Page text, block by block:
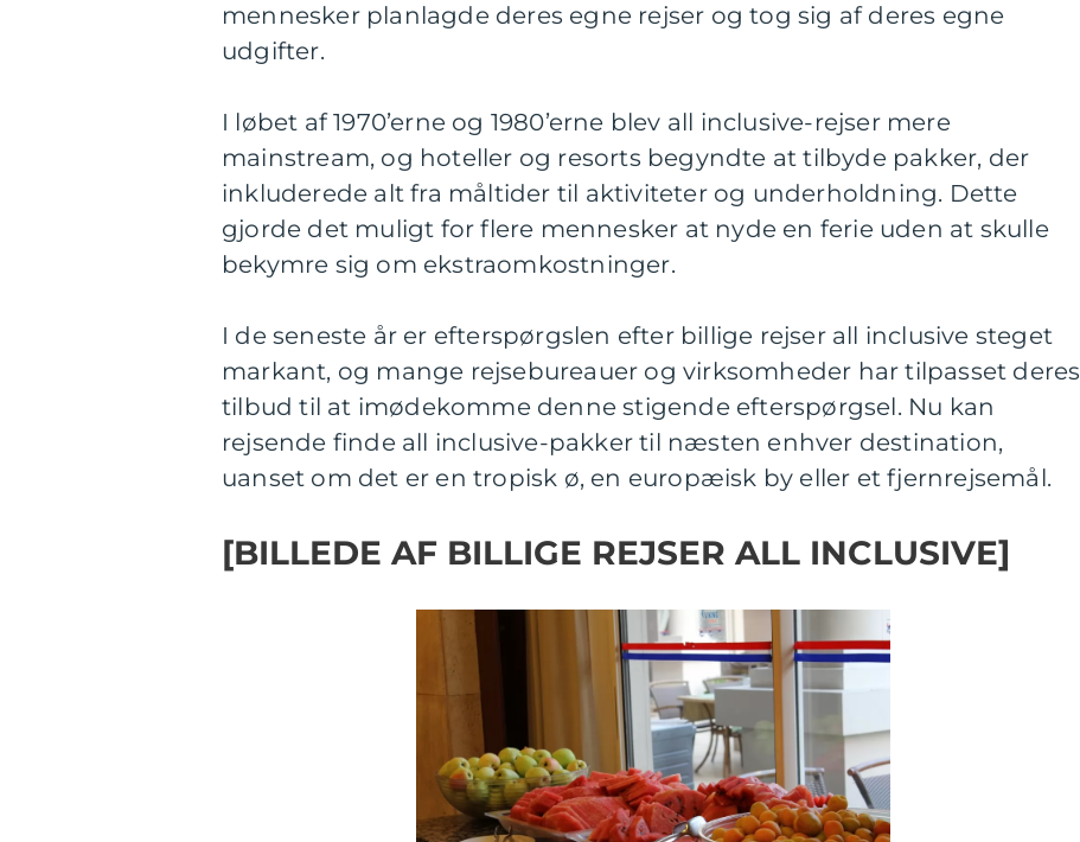
mennesker planlagde deres egne rejser og tog sig af deres egne
udgifter.
I løbet af 1970’erne og 1980’erne blev all inclusive-rejser mere
mainstream, og hoteller og resorts begyndte at tilbyde pakker, der
inkluderede alt fra måltider til aktiviteter og underholdning. Dette
gjorde det muligt for flere mennesker at nyde en ferie uden at skulle
bekymre sig om ekstraomkostninger.
I de seneste år er efterspørgslen efter billige rejser all inclusive steget
markant, og mange rejsebureauer og virksomheder har tilpasset deres
tilbud til at imødekomme denne stigende efterspørgsel. Nu kan
rejsende finde all inclusive-pakker til næsten enhver destination,
uanset om det er en tropisk ø, en europæisk by eller et fjernrejsemål.
[BILLEDE AF BILLIGE REJSER ALL INCLUSIVE]